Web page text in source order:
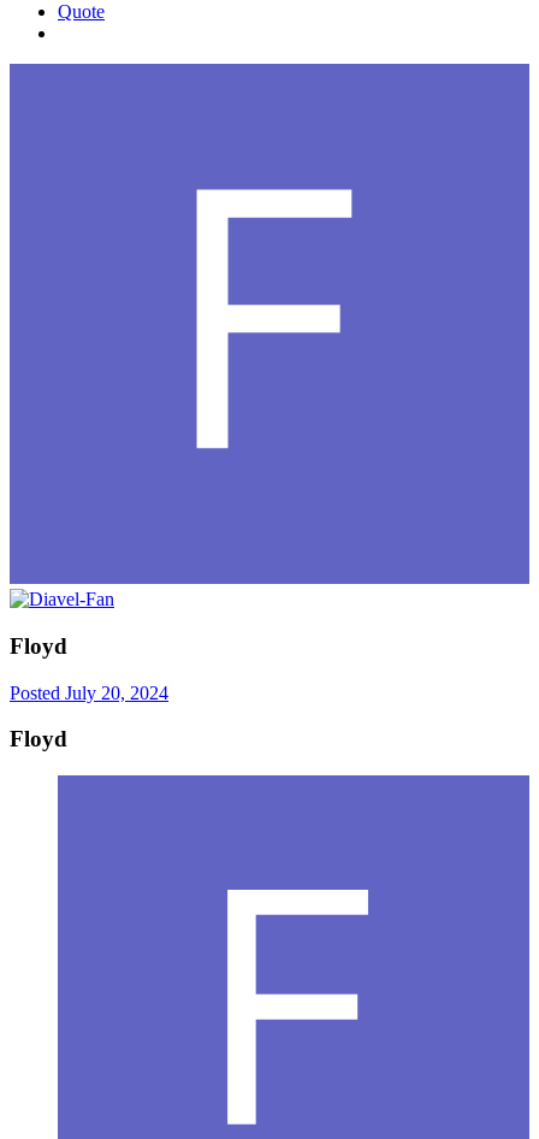
Quote
Floyd
Posted July 20, 2024
Floyd